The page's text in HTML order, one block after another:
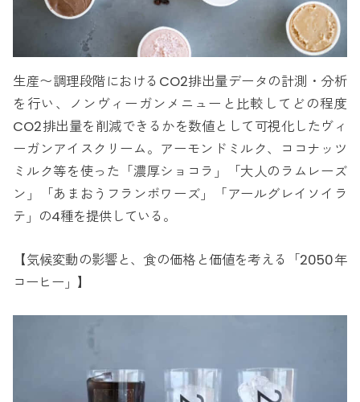
生産〜調理段階におけるCO2排出量データの計測・分析
を行い、ノンヴィーガンメニューと比較してどの程度
CO2排出量を削減できるかを数値として可視化したヴィ
ーガンアイスクリーム。アーモンドミルク、ココナッツ
ミルク等を使った「濃厚ショコラ」「大人のラムレーズ
ン」「あまおうフランボワーズ」「アールグレイソイラ
テ」の4種を提供している。
【気候変動の影響と、食の価格と価値を考える「2050年
コーヒー」】